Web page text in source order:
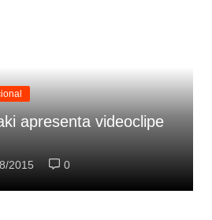
apresenta videoclipe
2015 0